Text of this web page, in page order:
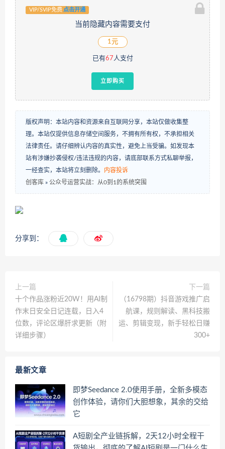
VIP/SVIP免费 点击开通
当前隐藏内容需要支付
1元
已有67人支付
立即购买
版权声明：本站内容和资源来自互联网分享，本站仅做收集整
理。本站仅提供信息存储空间服务，不拥有所有权，不承担相关
法律责任。请仔细辨认内容的真实性，避免上当受骗。如发现本
站有涉嫌抄袭侵权/违法违规的内容，请底部联系方式私聊举报，
一经查实，本站将立刻删除。 内容投诉
创客库 » 公众号运营实战：从0到1的系统突围
分享到：
上一篇
十个作品涨粉近20W！用AI制
作末日安全日记连载，日入4
位数，评论区爆肝求更新（附
详细步骤）
下一篇
（16798期）抖音游戏推广启
航课，规则解读、黑科技搬
运、剪辑变现，新手轻松日赚
300+
最新文章
即梦Seedance 2.0使用手册，全新多模态
创作体验，请你们大胆想象，其余的交给
它
A短剧全产业链拆解，2天12小时全程干